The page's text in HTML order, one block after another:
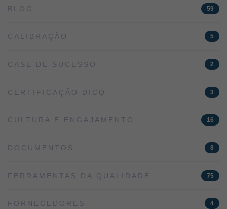
BLOG 59
CALIBRAÇÃO 5
CASE DE SUCESSO 2
CERTIFICAÇÃO DICQ 3
CULTURA E ENGAJAMENTO 16
DOCUMENTOS 8
FERRAMENTAS DA QUALIDADE 75
FORNECEDORES 4